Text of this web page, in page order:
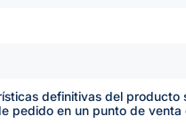
definitivas del
pedido en un punto de